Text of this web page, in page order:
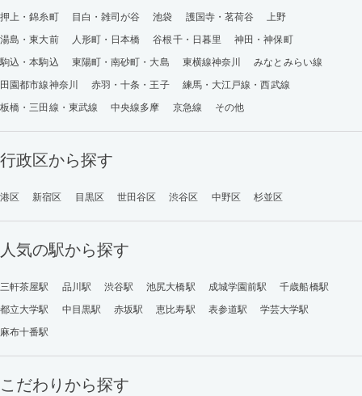
押上・錦糸町
目白・雑司が谷 池袋 護国寺・茗荷谷
上野
湯島・東大前
人形町・日本橋 谷根千・日暮里
神田・神保町
駒込・本駒込
東陽町・南砂町・大島 東横線神奈川
みなとみらい線
田園都市線神奈川
赤羽・十条・王子
練馬・大江戸線・西武線
板橋・三田線・東武線
中央線多摩 京急線 その他
行政区から探す
港区 新宿区 目黒区 世田谷区 渋谷区 中野区 杉並区
人気の駅から探す
三軒茶屋駅 品川駅 渋谷駅 池尻大橋駅 成城学園前駅
千歳船橋駅
都立大学駅
中目黒駅 赤坂駅 恵比寿駅 表参道駅
学芸大学駅
麻布十番駅
こだわりから探す